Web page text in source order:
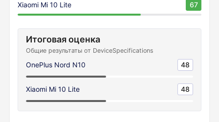
Xiaomi Mi 10 Lite 67
Итоговая оценка
Общие результаты от DeviceSpecifications
OnePlus Nord N10 48
Xiaomi Mi 10 Lite 48